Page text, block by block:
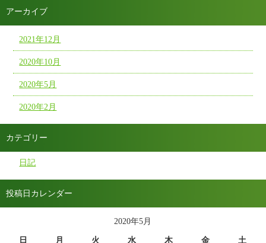
アーカイブ
2021年12月
2020年10月
2020年5月
2020年2月
カテゴリー
日記
投稿日カレンダー
2020年5月
日 月 火 水 木 金 土